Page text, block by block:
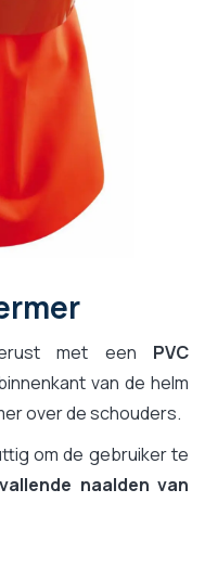
met een PVC
van de helm
over de schouders.
om de gebruiker te
naalden van